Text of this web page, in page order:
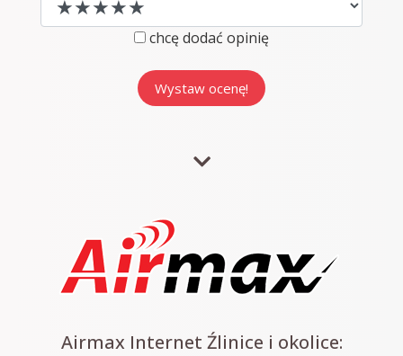
chcę dodać opinię
Airmax Internet Źlinice i okolice: